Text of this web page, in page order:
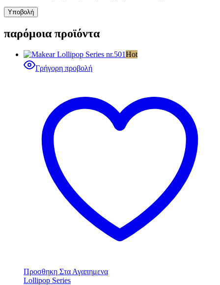
παρόμοια προϊόντα
Hot
Γρήγορη προβολή
Προσθηκη Στα Αγαπημενα
Lollipop Series